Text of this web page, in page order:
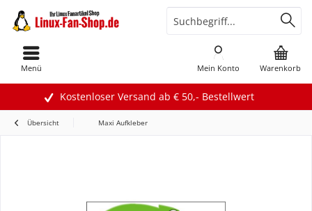
Kostenloser Versand ab € 50,- Bestellwert
Warenkorb
Mein Konto
Menü
Übersicht Maxi Aufkleber